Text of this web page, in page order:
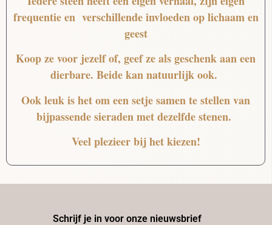
frequentie en verschillende invloeden op lichaam en
geest
Koop ze voor jezelf of, geef ze als geschenk aan een
dierbare. Beide kan natuurlijk ook.
Ook leuk is het om een setje samen te stellen van
bijpassende sieraden met dezelfde stenen.
Veel plezieer bij het kiezen!
Schrijf je in voor onze nieuwsbrief